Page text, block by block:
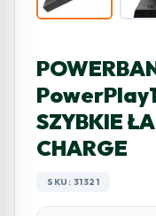
SZYBKIE
CHARGE
SKU: 31321